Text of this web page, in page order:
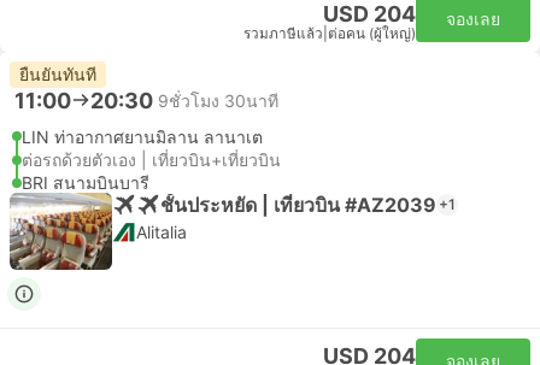
USD 204
รวมภาษีแล้ว ต่อคน (ผู้ใหญ่)
จองเลย
ยืนยันทันที
11:00 20:30 9ชั่วโมง 30นาที
LIN ท่าอากาศยานมิลาน ลานาเต
ต่อรถด้วยตัวเอง | เที่ยวบิน+เที่ยวบิน
BRI สนามบินบารี
ชั้นประหยัด | เที่ยวบิน #AZ2039 +1
Alitalia
USD 204 จองเลย